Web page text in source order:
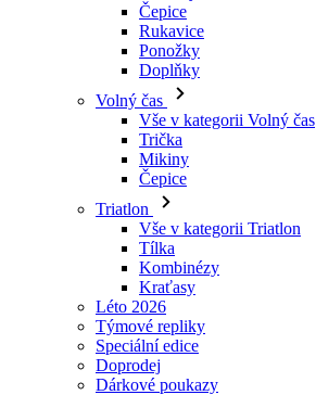
Čepice
Rukavice
Ponožky
Doplňky
Volný čas
Vše v kategorii Volný čas
Trička
Mikiny
Čepice
Triatlon
Vše v kategorii Triatlon
Tílka
Kombinézy
Kraťasy
Léto 2026
Týmové repliky
Speciální edice
Doprodej
Dárkové poukazy